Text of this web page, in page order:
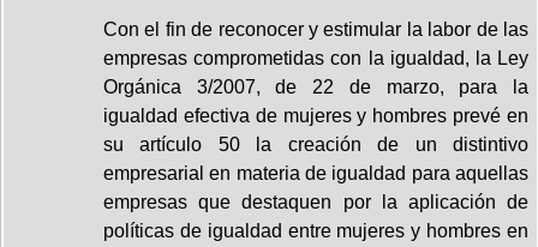
Con el fin de reconocer y estimular la labor de las
empresas comprometidas con la igualdad, la Ley
Orgánica 3/2007, de 22 de marzo, para la
igualdad efectiva de mujeres y hombres prevé en
su artículo 50 la creación de un distintivo
empresarial en materia de igualdad para aquellas
empresas que destaquen por la aplicación de
políticas de igualdad entre mujeres y hombres en